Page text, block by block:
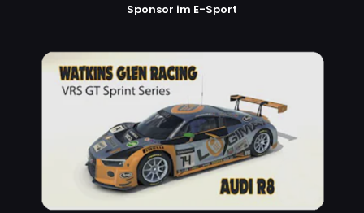
Sponsor im E-Sport